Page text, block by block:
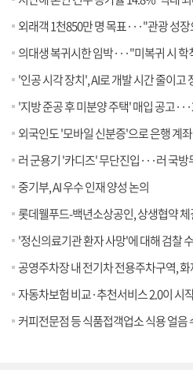
외래객 1천850만 명 목표···"관광 성
의대생 복귀시한 임박···"미복귀 시 학
'인공 시각 장치', AI로 개발 시간 줄이고
'지방 준공 후 미분양 주택' 매입 공고
외국인도 '모바일 신분증'으로 은행 계
러 군용기 '카디즈' 무단진입···러 국방
중기부, AI 우수 인재 양성 논의
롯데웰푸드-백년소상공인, 상생협약 체
'정신의료기관 환자 사망'에 대해 검찰
공영주차장 내 전기차 전용주차구역, 화재
자동차보험 비교·추천서비스 2.0이 시
커피전문점 등 식품접객업소 식용 얼음 수